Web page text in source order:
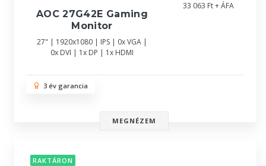
AOC 27G42E Gaming
Monitor
27" | 1920x1080 | IPS | 0x VGA |
0x DVI | 1x DP | 1x HDMI
33 063 Ft + ÁFA
3 év garancia
MEGNÉZEM
RAKTÁRON